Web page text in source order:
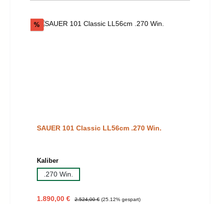
%Rabatt
SAUER 101 Classic LL56cm .270 Win.
Kaliberauswählen
.270 Win.
Verkaufspreis:
1.890,00 € Regulärer Preis:
2.524,00 € (25.12% gespart)